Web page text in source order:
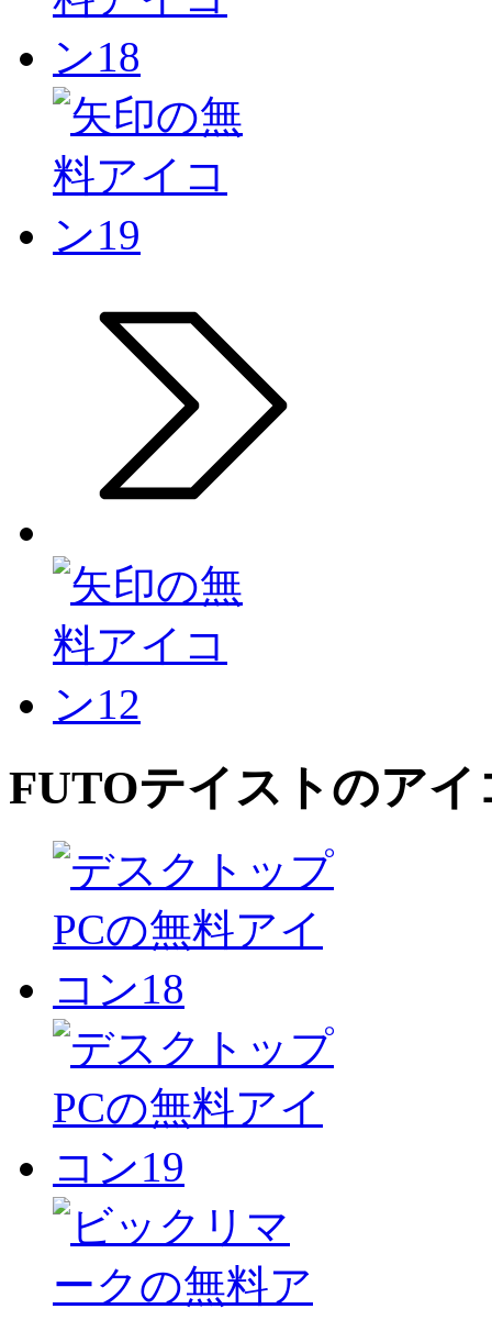
FUTOテイストのアイ